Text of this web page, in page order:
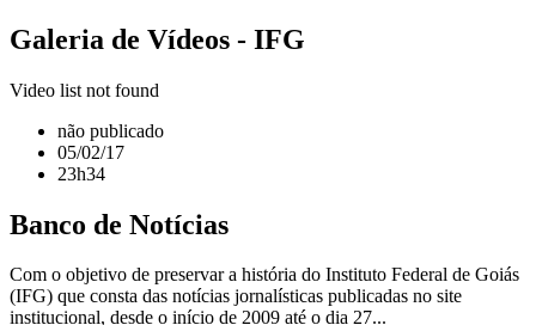
Galeria de Vídeos - IFG
Video list not found
não publicado
05/02/17
23h34
Banco de Notícias
Com o objetivo de preservar a história do Instituto Federal de Goiás
(IFG) que consta das notícias jornalísticas publicadas no site
institucional, desde o início de 2009 até o dia 27...